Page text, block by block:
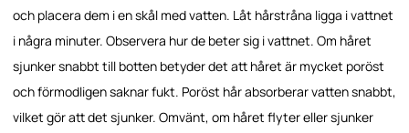
och placera dem i en skål med vatten. Låt hårstråna ligga i vattnet
i några minuter. Observera hur de beter sig i vattnet. Om håret
sjunker snabbt till botten betyder det att håret är mycket poröst
och förmodligen saknar fukt. Poröst hår absorberar vatten snabbt,
vilket gör att det sjunker. Omvänt, om håret flyter eller sjunker